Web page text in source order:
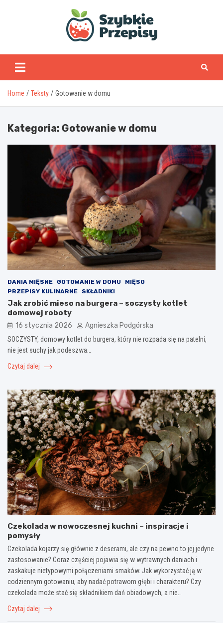
Home Teksty Gotowanie w domu
Kategoria: Gotowanie w domu
DANIA MIĘSNE GOTOWANIE W DOMU
MIĘSO
PRZEPISY KULINARNE
SKŁADNIKI
Jak zrobić mieso na burgera – soczysty kotlet
domowej roboty
16 stycznia 2026 Agnieszka Podgórska
SOCZYSTY, domowy kotlet do burgera, który nie rozpada się na patelni,
nie jest suchy jak podeszwa…
Czytaj dalej
Czekolada w nowoczesnej kuchni – inspiracje i
pomysły
Czekolada kojarzy się głównie z deserami, ale czy na pewno to jej jedyne
zastosowanie? Coraz częściej pojawia się w wytrawnych daniach i
zaskakuje nietypowymi połączeniami smaków. Jak wykorzystać ją w
codziennym gotowaniu, aby nadać potrawom głębi i charakteru? Czy
czekolada może stać się składnikiem dań obiadowych, a nie…
Czytaj dalej